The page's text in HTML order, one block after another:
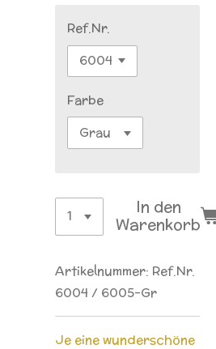
Ref.Nr.
Farbe
In den
Warenkorb
Artikelnummer: Ref.Nr.
6004 / 6005-Gr
Je eine wunderschöne